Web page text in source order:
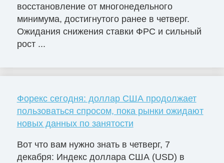
восстановление от многонедельного
минимума, достигнутого ранее в четверг.
Ожидания снижения ставки ФРС и сильный
рост ...
Форекс сегодня: доллар США продолжает
пользоваться спросом, пока рынки ожидают
новых данных по занятости
Вот что вам нужно знать в четверг, 7
декабря: Индекс доллара США (USD) в